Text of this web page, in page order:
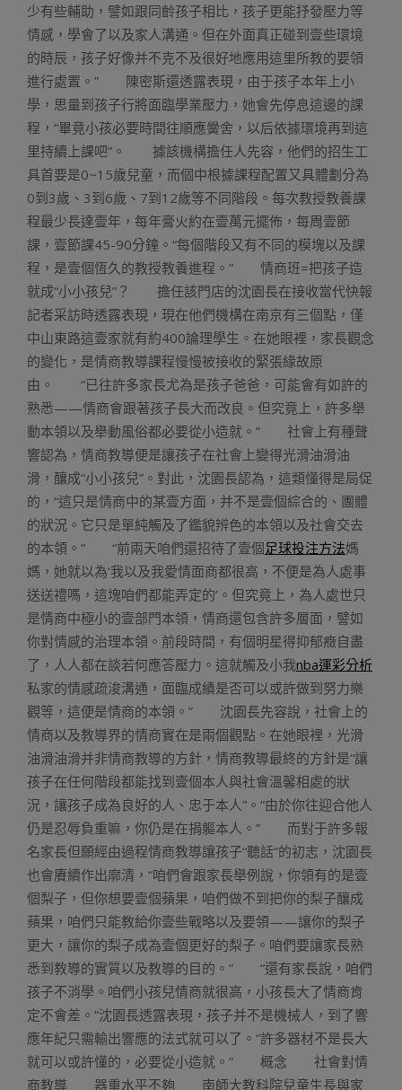
少有些輔助，譬如跟同齡孩子相比，孩子更能抒發壓力等
情感，學會了以及家人溝通。但在外面真正碰到壹些環境
的時辰，孩子好像并不克不及很好地應用這里所教的要領
進行處置。” 陳密斯還透露表現，由于孩子本年上小
學，思量到孩子行將面臨學業壓力，她會先停息這邊的課
程，“畢竟小孩必要時間往順應黌舍，以后依據環境再到這
里持續上課吧”。 據該機構擔任人先容，他們的招生工
具首要是0~15歲兒童，而個中根據課程配置又具體劃分為
0到3歲、3到6歲、7到12歲等不同階段。每次教授教養課
程最少長達壹年，每年膏火約在壹萬元擺佈，每周壹節
課，壹節課45-90分鐘。“每個階段又有不同的模塊以及課
程，是壹個恆久的教授教養進程。” 情商班=把孩子造
就成“小小孩兒”？ 擔任該門店的沈園長在接收當代快報
記者采訪時透露表現，現在他們機構在南京有三個點，僅
中山東路這壹家就有約400論理學生。在她眼裡，家長觀念
的變化，是情商教導課程慢慢被接收的緊張緣故原
由。 “已往許多家長尤為是孩子爸爸，可能會有如許的
熟悉——情商會跟著孩子長大而改良。但究竟上，許多舉
動本領以及舉動風俗都必要從小造就。” 社會上有種聲
響認為，情商教導便是讓孩子在社會上變得光滑油滑油
滑，釀成“小小孩兒”。對此，沈園長認為，這類懂得是局促
的，“這只是情商中的某壹方面，并不是壹個綜合的、團體
的狀況。它只是單純觸及了鑑貌辨色的本領以及社會交去
的本領。” “前兩天咱們還招待了壹個足球投注方法媽
媽，她就以為‘我以及我愛情面商都很高，不便是為人處事
送送禮嗎，這塊咱們都能弄定的’。但究竟上，為人處世只
是情商中極小的壹部門本領，情商還包含許多層面，譬如
你對情感的治理本領。前段時間，有個明星得抑郁癥自盡
了，人人都在談若何應答壓力。這就觸及小我nba運彩分析
私家的情感疏浚溝通，面臨成績是否可以或許做到努力樂
觀等，這便是情商的本領。” 沈園長先容說，社會上的
情商以及教導界的情商實在是兩個觀點。在她眼裡，光滑
油滑油滑并非情商教導的方針，情商教導最終的方針是“讓
孩子在任何階段都能找到壹個本人與社會溫馨相處的狀
況，讓孩子成為良好的人、忠于本人”。“由於你往迎合他人
仍是忍辱負重嘛，你仍是在捐軀本人。” 而對于許多報
名家長但願經由過程情商教導讓孩子“聽話”的初志，沈園長
也會賡續作出廓清，“咱們會跟家長舉例說，你領有的是壹
個梨子，但你想要壹個蘋果，咱們做不到把你的梨子釀成
蘋果，咱們只能教給你壹些戰略以及要領——讓你的梨子
更大，讓你的梨子成為壹個更好的梨子。咱們要讓家長熟
悉到教導的實質以及教導的目的。” “還有家長說，咱們
孩子不消學。咱們小孩兒情商就很高，小孩長大了情商肯
定不會差。”沈園長透露表現，孩子并不是機械人，到了響
應年紀只需輸出響應的法式就可以了。“許多器材不是長大
就可以或許懂的，必要從小造就。” 概念 社會對情
商教導 器重水平不夠 南師大教科院兒童生長與家